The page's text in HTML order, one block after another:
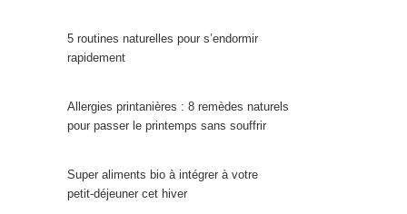
5 routines naturelles pour s’endormir
rapidement
Allergies printanières : 8 remèdes naturels
pour passer le printemps sans souffrir
Super aliments bio à intégrer à votre
petit‑déjeuner cet hiver